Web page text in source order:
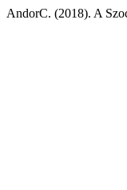
AndorC. (2018). A